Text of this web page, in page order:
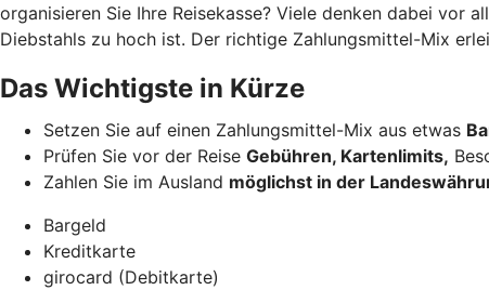
organisieren Sie Ihre Reisekasse? Viele denken dabei vor
Diebstahls zu hoch ist. Der richtige Zahlungsmittel-Mix
Das Wichtigste in Kürze
Setzen Sie auf einen Zahlungsmittel-Mix aus etwas
Prüfen Sie vor der Reise Gebühren, Kartenlimits,
Zahlen Sie im Ausland möglichst in der
Bargeld
Kreditkarte
girocard (Debitkarte)